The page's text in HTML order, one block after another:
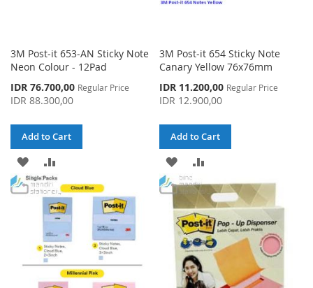
3M Post-it 653-AN Sticky Note
Neon Colour - 12Pad
Special
Price
IDR 76.700,00 Regular Price
IDR 88.300,00
Add to Cart
ADD
TO
WISH
LIST
TO
COMPARE
3M Post-it 654 Sticky Note
Canary Yellow 76x76mm
Special
Price
IDR 11.200,00 Regular Price
IDR 12.900,00
Add to Cart
ADD
TO
WISH
LIST
TO
COMPARE